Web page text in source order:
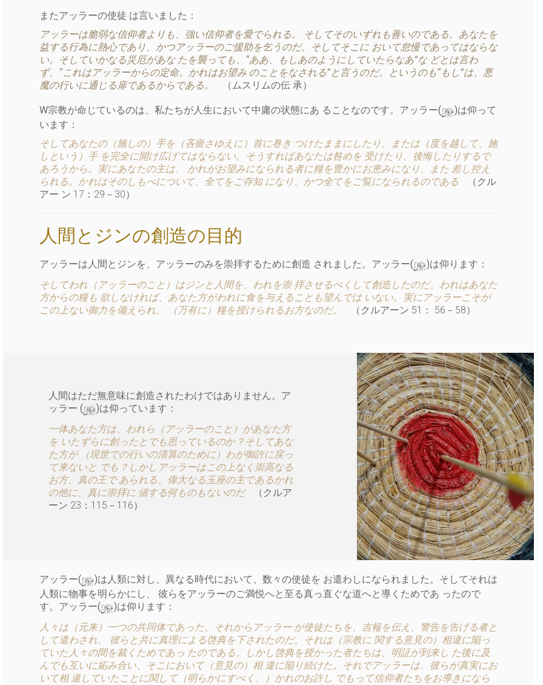
またアッラーの使徒 は言いました：
アッラーは脆弱な信仰者よりも、強い信仰者を愛でられる。 そしてそのいずれも善いのである。あなたを
益する行為に熱心であり、かつアッラーのご援助を乞うのだ。そしてそこに おいて怠慢であってはならな
い。そしていかなる災厄があな たを襲っても、“ああ、もしあのようにしていたらなあ”な どとは言わ
ず、“これはアッラーからの定命。かれはお望み のことをなされる”と言うのだ。というのも“もし”は、悪
魔の行いに通じる扉であるからである。
（ムスリムの伝 承）
W宗教が命じているのは、私たちが人生において中庸の状態にあ ることなのです。アッラー(y)は仰って
います：
そしてあなたの（施しの）手を（吝嗇さゆえに）首に巻き つけたままにしたり、または（度を越して、施
しという）手 を完全に開け広げてはならない。そうすればあなたは咎めを 受けたり、後悔したりするで
あろうから。実にあなたの主は、 かれがお望みになられる者に糧を豊かにお恵みになり、また 差し控え
られる。かれはそのしもべについて、全てをご存知 になり、かつ全てをご覧になられるのである
（クル
アー ン 17：29－30）
人間とジンの創造の目的
アッラーは人間とジンを、アッラーのみを崇拝するために創造 されました。アッラー(y)は仰ります：
そしてわれ（アッラーのこと）はジンと人間を、われを崇 拝させるべくして創造したのだ。われはあなた
方からの糧も 欲しなければ、あなた方がわれに食を与えることも望んでは いない。実にアッラーこそが
この上ない御力を備えられ、 （万有に）糧を授けられるお方なのだ。
（クルアーン 51： 56－58）
人間はただ無意味に創造されたわけではありません。ア
ッラー (y)は仰っています：
一体あなた方は、われら（アッラーのこと）があなた方
を いたずらに創ったとでも思っているのか？そしてあな
た方が （現世での行いの清算のために）わが御許に戻っ
て来ないと でも？しかしアッラーはこの上なく崇高なる
お方、真の王で あられる。偉大なる玉座の主であるかれ
の他に、真に崇拝に 値する何ものもないのだ
（クルア
ーン 23：115－116）
アッラー(y)は人類に対し、異なる時代において、数々の使徒を お遣わしになられました。そしてそれは
人類に物事を明らかにし、 彼らをアッラーのご満悦へと至る真っ直ぐな道へと導くためであ ったので
す。アッラー(y)は仰ります：
人々は（元来）一つの共同体であった。それからアッラー が使徒たちを、吉報を伝え、警告を告げる者と
して遣わされ、 彼らと共に真理による啓典を下されたのだ。それは（宗教に 関する意見の）相違に陥っ
ていた人々の間を裁くためであっ たのである。しかし啓典を授かった者たちは、明証が到来し た後に及
んでも互いに妬み合い、そこにおいて（意見の）相 違に陥り続けた。それでアッラーは、彼らが真実にお
いて相 違していたことに関して（明らかにすべく、）かれのお許し でもって信仰者たちをお導きになら